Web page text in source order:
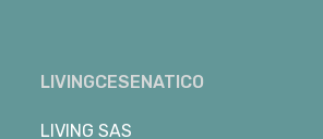
LIVINGCESENATICO
LIVING SAS